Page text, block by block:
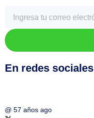
En redes sociales
@ 57 años ago